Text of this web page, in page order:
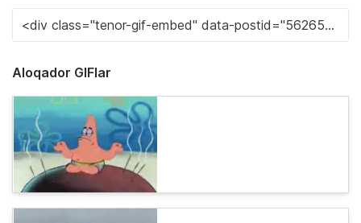
Aloqador GIFlar